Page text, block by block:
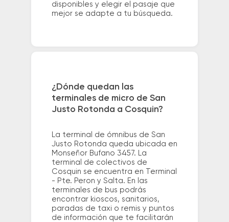
disponibles y elegir el pasaje que
mejor se adapte a tu búsqueda.
¿Dónde quedan las
terminales de micro de San
Justo Rotonda a Cosquin?
La terminal de ómnibus de San
Justo Rotonda queda ubicada en
Monseñor Bufano 3457. La
terminal de colectivos de
Cosquin se encuentra en Terminal
- Pte. Peron y Salta. En las
terminales de bus podrás
encontrar kioscos, sanitarios,
paradas de taxi o remis y puntos
de información que te facilitarán